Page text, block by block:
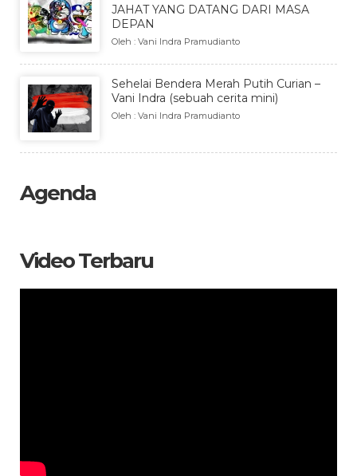
JAHAT YANG DATANG DARI MASA
DEPAN
Oleh : Vani Indra Pramudianto
Sehelai Bendera Merah Putih Curian –
Vani Indra (sebuah cerita mini)
Oleh : Vani Indra Pramudianto
Agenda
Video Terbaru